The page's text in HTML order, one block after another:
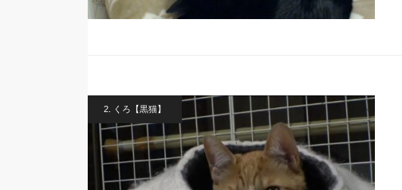
2. くろ【黒猫】